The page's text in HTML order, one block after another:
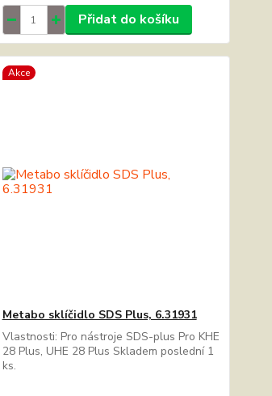
Přidat do košíku
Akce
Metabo sklíčidlo SDS Plus, 6.31931
Vlastnosti: Pro nástroje SDS-plus Pro KHE
28 Plus, UHE 28 Plus Skladem poslední 1
ks.